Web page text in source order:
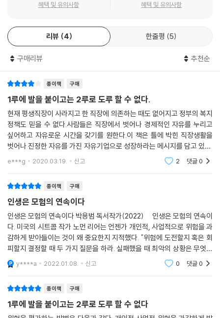
혜택 및 유의사항 혜택 및 유의사항
리뷰 4 한줄평 5
구매리뷰 추천순
종이책 구매
1루에 발을 붙이고는 2루로 도루 할 수 없다.
현재 평생직장이 사라지고 한 직장에 의존하는 때도 없어지고 정부의 복지
정책도 믿을 수 없다.사람들은 직장에서 벗어나 경제적인 자유를 누리고
싶어하고 자유로운 시간을 갖기를 원한다.이 책은 틀에 박힌 직장생활을
벗어나 진정한 자유를 가진 자유기업으로 성장하라는 메시지를 담고 있다.
직장의 익숙함과 편안함에서 머물러 있지말고 자기 기업을 세워서 살아야
된다고 충고한다.
e***g 2020.03.19. 신고 2 댓글0
종이책 구매
인생은 모험의 연속이다
인생은 모험의 연속이다 박용범 독서작가(2022) 인생은 모험의 연속이
다. 미국의 시트콤 작가 노먼 리어는 언젠가 개인적, 사업적으로 위험을 과
감하게 받아들이는 것이 왜 중요한지 지적했다. "위험에 도전할지 혹은 회
피할지 결정할 때 두 가지 질문을 하라. 실패했을 때 최악의 상황은 무엇인
가? 최악의 상황이 닥치면 살아남을 수 있는가?" 인생은 연극 연습장이 아
니고
y****a 2022.01.08. 신고 0 댓글0
종이책 구매
1루에 발을 붙이고는 2루로 도루 할 수 없다